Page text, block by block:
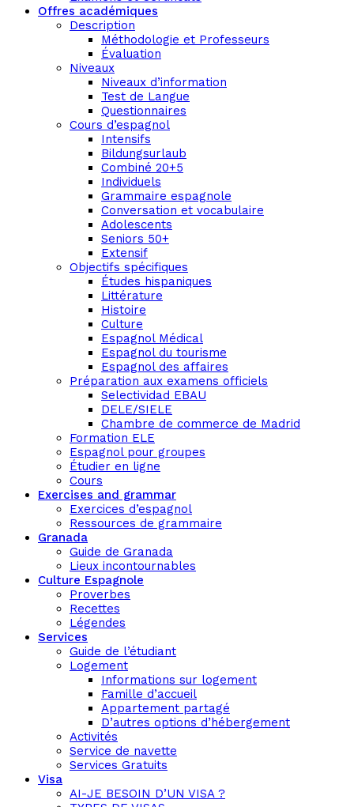
Offres académiques
Description
Méthodologie et Professeurs
Évaluation
Niveaux
Niveaux d’information
Test de Langue
Questionnaires
Cours d’espagnol
Intensifs
Bildungsurlaub
Combiné 20+5
Individuels
Grammaire espagnole
Conversation et vocabulaire
Adolescents
Seniors 50+
Extensif
Objectifs spécifiques
Études hispaniques
Littérature
Histoire
Culture
Espagnol Médical
Espagnol du tourisme
Espagnol des affaires
Préparation aux examens officiels
Selectividad EBAU
DELE/SIELE
Chambre de commerce de Madrid
Formation ELE
Espagnol pour groupes
Étudier en ligne
Cours
Exercises and grammar
Exercices d’espagnol
Ressources de grammaire
Granada
Guide de Granada
Lieux incontournables
Culture Espagnole
Proverbes
Recettes
Légendes
Services
Guide de l’étudiant
Logement
Informations sur logement
Famille d’accueil
Appartement partagé
D’autres options d’hébergement
Activités
Service de navette
Services Gratuits
Visa
AI-JE BESOIN D’UN VISA ?